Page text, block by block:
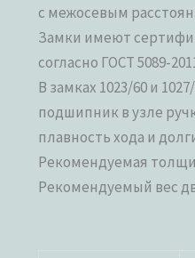
с межосевым
Замки имеют
согласно ГОСТ 5089-
В замках 1023/60 и
подшипник в узле
плавность хода и
Рекомендуемая
Рекомендуемый вес